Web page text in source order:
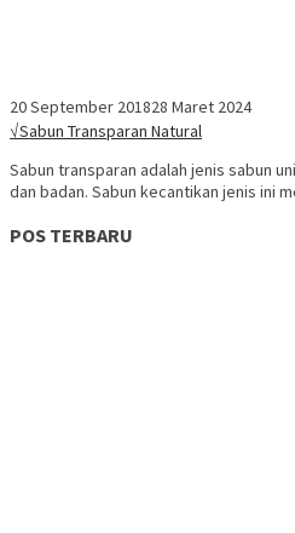
20 September 201828 Maret 2024
√Sabun Transparan Natural
Sabun transparan adalah jenis sabun
dan badan. Sabun kecantikan jenis ini
POS TERBARU